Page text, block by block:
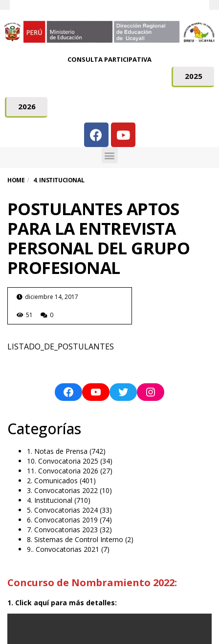
CONSULTA PARTICIPATIVA
2025
2026
HOME 4. INSTITUCIONAL
POSTULANTES APTOS
PARA LA ENTREVISTA
PERSONAL DEL GRUPO
PROFESIONAL
diciembre 14, 2017
51 0
LISTADO_DE_POSTULANTES
Categorías
1. Notas de Prensa (742)
10. Convocatoria 2025 (34)
11. Convocatoria 2026 (27)
2. Comunicados (401)
3. Convocatorias 2022 (10)
4. Institucional (710)
5. Convocatorias 2024 (33)
6. Convocatorias 2019 (74)
7. Convocatorias 2023 (32)
8. Sistemas de Control Interno (2)
9.. Convocatorias 2021 (7)
Concurso de Nombramiento 2022:
1. Click aquí para más detalles: